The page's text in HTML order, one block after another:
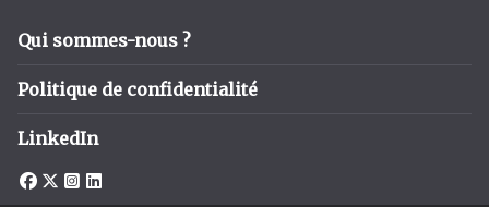
Qui sommes-nous ?
Politique de confidentialité
LinkedIn